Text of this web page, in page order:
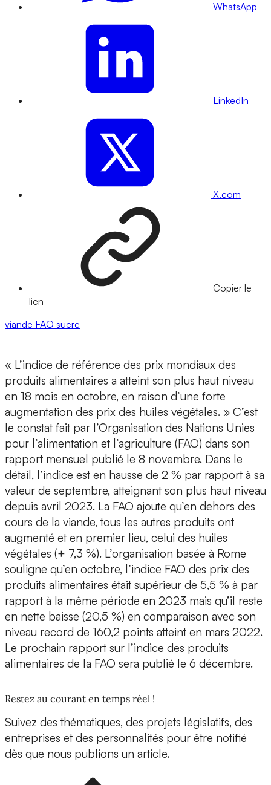
WhatsApp
LinkedIn
X.com
Copier le
lien
viande FAO sucre
« L’indice de référence des prix mondiaux des
produits alimentaires a atteint son plus haut niveau
en 18 mois en octobre, en raison d’une forte
augmentation des prix des huiles végétales. » C’est
le constat fait par l’Organisation des Nations Unies
pour l’alimentation et l’agriculture (FAO) dans son
rapport mensuel publié le 8 novembre. Dans le
détail, l’indice est en hausse de 2 % par rapport à sa
valeur de septembre, atteignant son plus haut niveau
depuis avril 2023. La FAO ajoute qu’en dehors des
cours de la viande, tous les autres produits ont
augmenté et en premier lieu, celui des huiles
végétales (+ 7,3 %). L’organisation basée à Rome
souligne qu’en octobre, l’indice FAO des prix des
produits alimentaires était supérieur de 5,5 % à par
rapport à la même période en 2023 mais qu’il reste
en nette baisse (20,5 %) en comparaison avec son
niveau record de 160,2 points atteint en mars 2022.
Le prochain rapport sur l’indice des produits
alimentaires de la FAO sera publié le 6 décembre.
Restez au courant en temps réel !
Suivez des thématiques, des projets législatifs, des
entreprises et des personnalités pour être notifié
dès que nous publions un article.